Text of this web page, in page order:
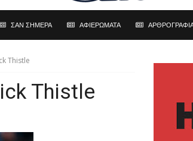
ΣΑΝ ΣΗΜΕΡΑ ΑΦΙΕΡΩΜΑΤΑ
Thistle
Thistle